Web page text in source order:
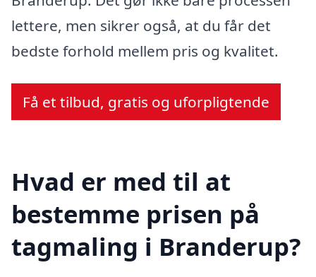
lettere, men sikrer også, at du får det
bedste forhold mellem pris og kvalitet.
Få et tilbud, gratis og uforpligtende
Hvad er med til at
bestemme prisen på
tagmaling i Branderup?